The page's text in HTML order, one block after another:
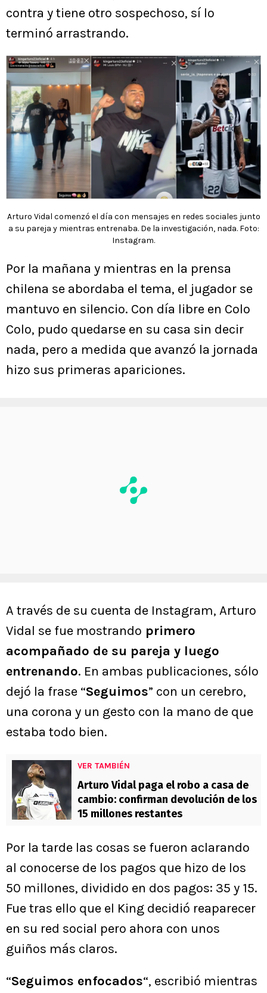
contra y tiene otro sospechoso, sí lo
terminó arrastrando.
Arturo Vidal comenzó el día con mensajes en redes sociales junto
a su pareja y mientras entrenaba. De la investigación, nada. Foto:
Instagram.
Por la mañana y mientras en la prensa
chilena se abordaba el tema, el jugador se
mantuvo en silencio. Con día libre en Colo
Colo, pudo quedarse en su casa sin decir
nada, pero a medida que avanzó la jornada
hizo sus primeras apariciones.
A través de su cuenta de Instagram, Arturo
Vidal se fue mostrando primero
acompañado de su pareja y luego
entrenando. En ambas publicaciones, sólo
dejó la frase “Seguimos” con un cerebro,
una corona y un gesto con la mano de que
estaba todo bien.
VER TAMBIÉN
Arturo Vidal paga el robo a casa de
cambio: confirman devolución de los
15 millones restantes
Por la tarde las cosas se fueron aclarando
al conocerse de los pagos que hizo de los
50 millones, dividido en dos pagos: 35 y 15.
Fue tras ello que el King decidió reaparecer
en su red social pero ahora con unos
guiños más claros.
“Seguimos enfocados“, escribió mientras